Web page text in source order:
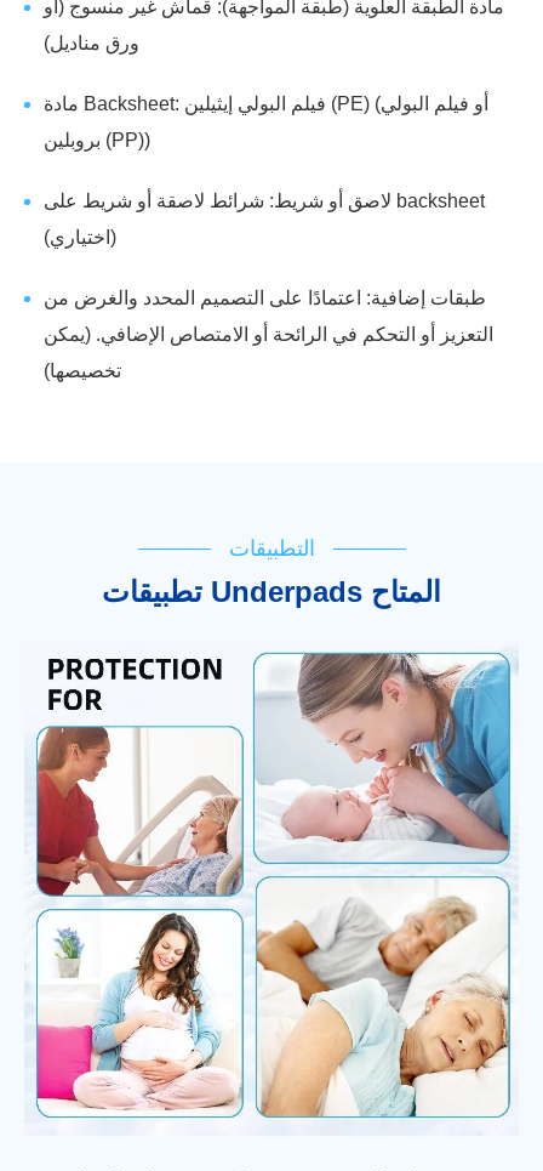
مادة الطبقة العلوية (طبقة المواجهة): قماش غير منسوج (أو
ورق مناديل)
مادة Backsheet: فيلم البولي إيثيلين (PE) (أو فيلم البولي
بروبلين (PP))
لاصق أو شريط: شرائط لاصقة أو شريط على backsheet
(اختياري)
طبقات إضافية: اعتمادًا على التصميم المحدد والغرض من
التعزيز أو التحكم في الرائحة أو الامتصاص الإضافي. (يمكن
تخصيصها)
التطبيقات
تطبيقات Underpads المتاح